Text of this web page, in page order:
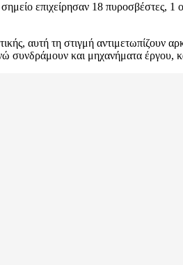
επιχείρησαν 18 πυροσβέστες,
αυτή τη στιγμή αντιμετωπίζουν
συνδράμουν και μηχανήματα